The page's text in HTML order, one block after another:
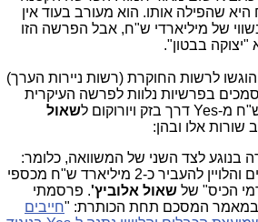
מיליון ש"ח היא שהפילה אותו. הוא מעורב בעוד אין
של מיליארדי ש"ח, אבל הפרשה הזו
"יצוקה בבטון".
לרשות החוקרת (רשות ניירות הערך)
בפרשיות נלוות לפרשה העיקרית
שאול
שורות אלו ובהן:
בנוגע לצד השני של המשוואה, כלומר:
סיוע מועצת הכבלים והלויין להעביר כ-2 מיליארד ש"ח מכספי
שאול אלוביץ'. פרסמתי
המסכם תחת הכותרת: "חייבים